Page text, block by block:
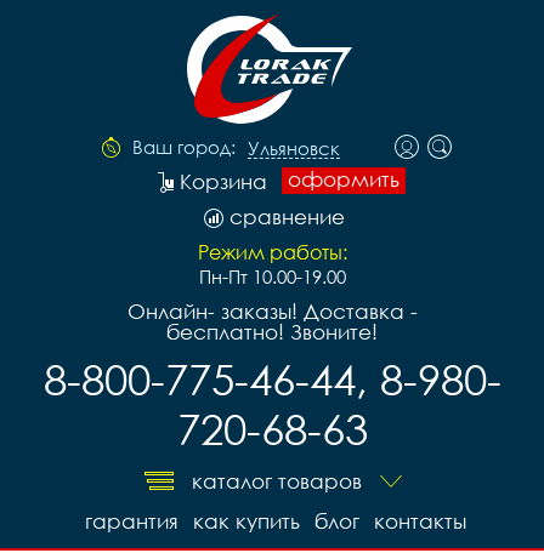
Ваш город: Ульяновск
оформить
Корзина
сравнение
Режим работы:
Пн-Пт 10.00-19.00
Онлайн- заказы! Доставка -
бесплатно! Звоните!
8-800-775-46-44, 8-980-
720-68-63
каталог товаров
контакты
блог
как купить
гарантия